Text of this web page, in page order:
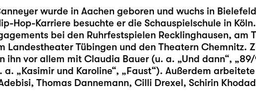
wurde in Aachen geboren und wuchs in
Hop-Karriere besuchte er die Schauspielschule in
bei den Ruhrfestspielen Recklinghausen, am
Landestheater Tübingen und den Theatern Chemnitz.
ihn vor allem mit Claudia Bauer (u. a. „Und dann“,
a. „Kasimir und Karoline“, „Faust“). Außerdem
Thomas Dannemann, Cilli Drexel, Schirin